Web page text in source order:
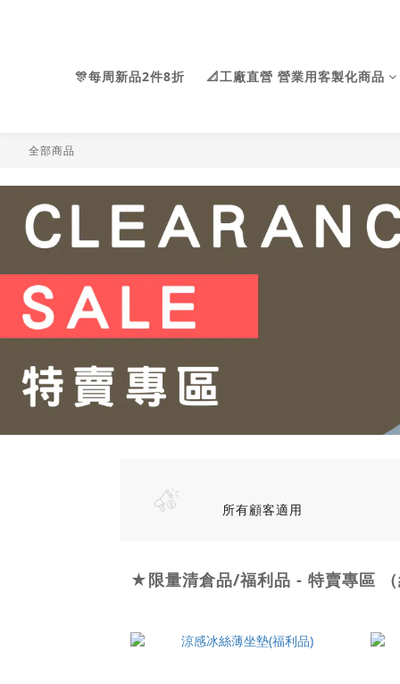
🎊每周新品2件8折 📐工廠直營 營業用客製化商品
全部商品
所有顧客適用
★限量清倉品/福利品 - 特賣專區